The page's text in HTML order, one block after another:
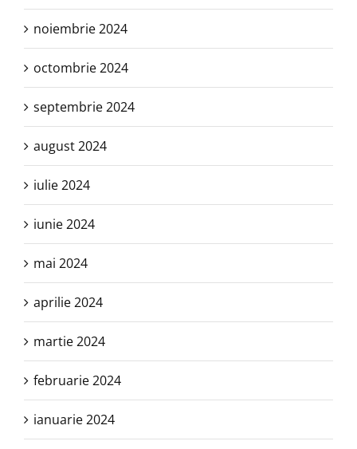
noiembrie 2024
octombrie 2024
septembrie 2024
august 2024
iulie 2024
iunie 2024
mai 2024
aprilie 2024
martie 2024
februarie 2024
ianuarie 2024